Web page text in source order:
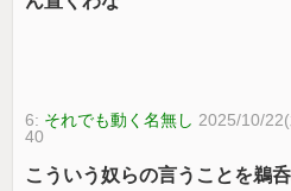
6: それでも動く名無し 2025/10/
40
こういう奴らの言うことを鵜